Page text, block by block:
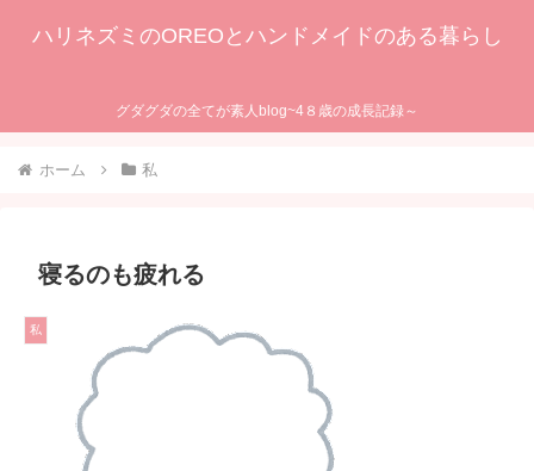
ハリネズミのOREOとハンドメイドのある暮らし
グダグダの全てが素人blog~4８歳の成長記録～
ホーム 私
寝るのも疲れる
私